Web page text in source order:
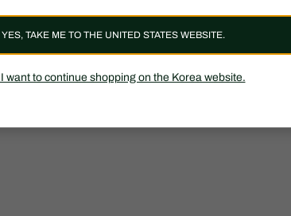
YES, TAKE ME TO THE UNITED STATES WEBSITE.
want to continue shopping on the Korea website.